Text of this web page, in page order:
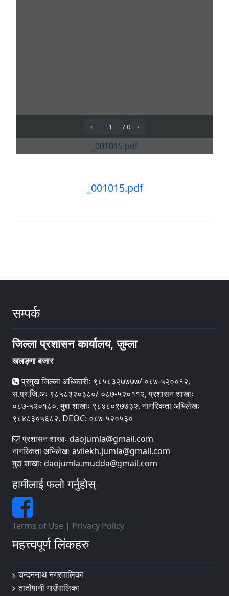
_001015.pdf
सम्पर्क
जिल्ला प्रशासन कार्यालय, जुम्ला
खलङ्गा बजार
प्रमुख जिल्ला अधिकारीः ९८५८३२७७७७/ ०८७-५२००१२,
स.प्र.जि.अः ९८५८३२०३८०/ ०८७-५२०११२, प्रशासन शाखाः
०८७-५२०१८०, मुद्दा शाखाः ९८४८०९७७३२, नागरिकता अभिलेखः
९८४८३०५६८२, DEOC: ०८७-५२०५३०
प्रशासन शाखाः daojumla@gmail.com
नागरिकता अभिलेखः avilekh.jumla@gmail.com
मुद्दा शाखाः daojumla.mudda@gmail.com
हामीलाई फलो गर्नुहोस्
Terms of Use | Privacy Policy
महत्त्वपूर्ण लिंकहरु
चन्दननाथ नगरपालिका
तातोपानी गाउँपालिका